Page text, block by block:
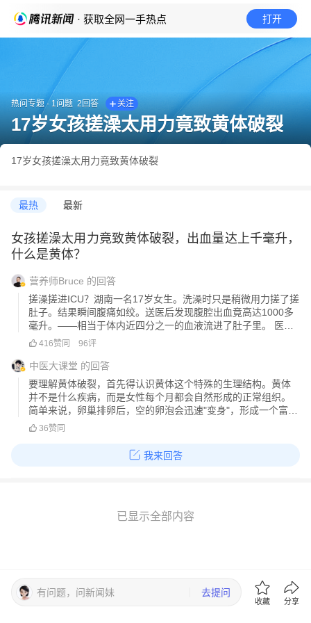
· 获取全网一手热点 打开
热问专题· 1 问题 2 回答 关注
17岁女孩搓澡太用力竟致黄体破裂
17岁女孩搓澡太用力竟致黄体破裂
最热 最新
女孩搓澡太用力竟致黄体破裂，出血量达上千毫升，
什么是黄体？
营养师Bruce 的回答
搓澡搓进ICU？湖南一名17岁女生。洗澡时只是稍微用力搓了搓
肚子。结果瞬间腹痛如绞。送医后发现腹腔出血竟高达1000多
毫升。——相当于体内近四分之一的血液流进了肚子里。 医生
诊断结果让人意外：黄体破裂！黄体是什么？为什么搓澡能搓
肿，主要任务是分泌孕
416赞同 96评
中医大课堂 的回答
要理解黄体破裂，首先得认识黄体这个特殊的生理结构。黄体
并不是什么疾病，而是女性每个月都会自然形成的正常组织。
简单来说，卵巢排卵后，空的卵泡会迅速"变身"，形成一个富有
血管的腺体样结构，这就是黄体。因为它新鲜时呈黄色，所以
位于卵巢表面，张力大、
36赞同
我来回答
已显示全部内容
有问题，问新闻妹 去提问
收藏 分享